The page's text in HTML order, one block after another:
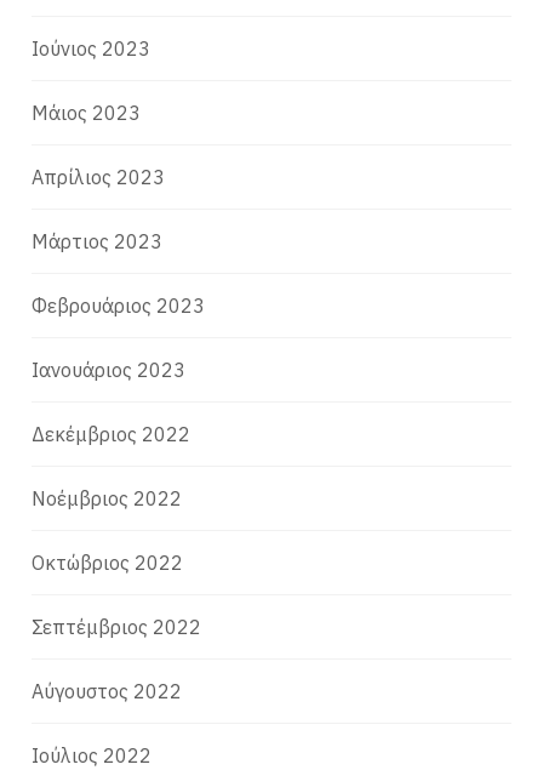
Ιούνιος 2023
Μάιος 2023
Απρίλιος 2023
Μάρτιος 2023
Φεβρουάριος 2023
Ιανουάριος 2023
Δεκέμβριος 2022
Νοέμβριος 2022
Οκτώβριος 2022
Σεπτέμβριος 2022
Αύγουστος 2022
Ιούλιος 2022